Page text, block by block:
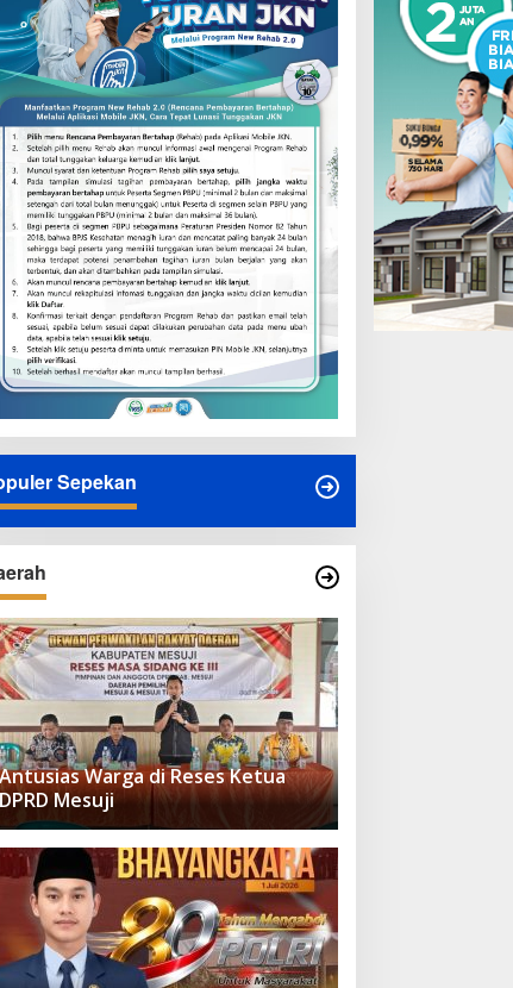
RB Tegaskan WFA
Kewajiban
Presiden Prabowo Resmi
Baterai Kendaraan Listrik
Senilai Rp95,5 Triliun
Sepekan
Warga di Reses Ketua
Mesuji